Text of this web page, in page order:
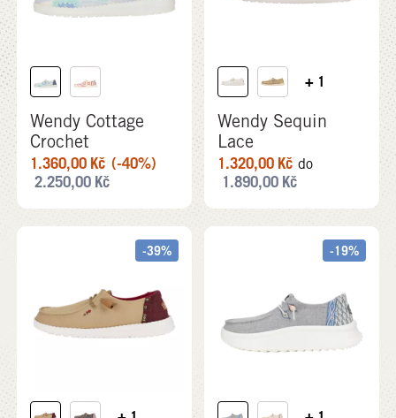
Wendy Cottage
Crochet
1.360,00 Kč (-40%)
2.250,00 Kč
+ 1
Wendy Sequin
Lace
1.320,00 Kč do
1.890,00 Kč
-39% -19%